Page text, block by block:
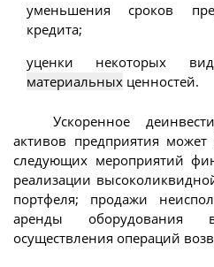
уменьшения сроков
кредита;
уценки некоторых
материальных ценностей.
Ускоренное
активов предприятия может
следующих мероприятий
реализации
портфеля; продажи
аренды оборудования
осуществления операций